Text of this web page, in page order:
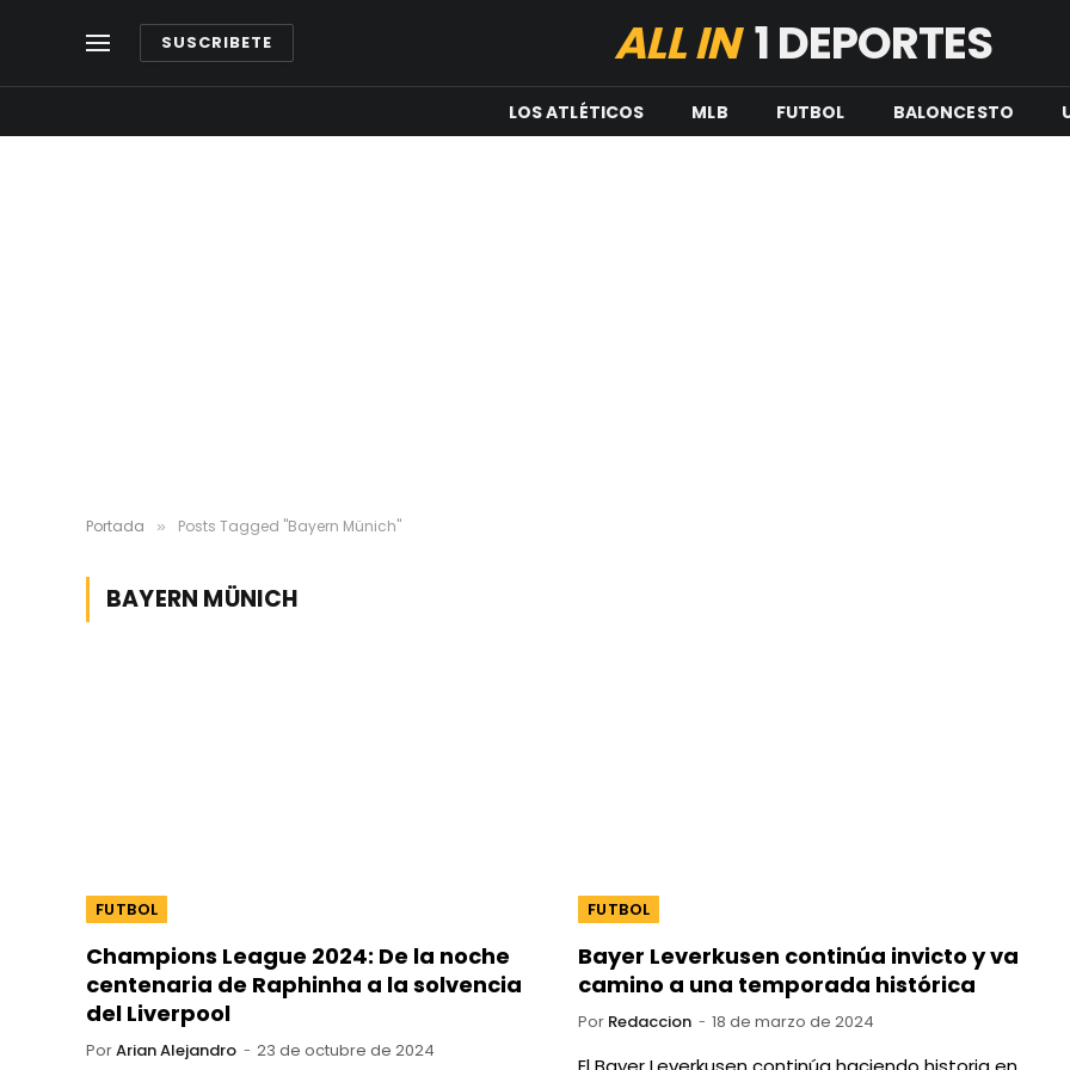
SUSCRIBETE ALL IN1 DEPORTES
LOS ATLÉTICOS MLB FUTBOL BALONCESTO
Portada » Posts Tagged "Bayern Münich"
BAYERN MÜNICH
FUTBOL
Champions League 2024: De la noche
centenaria de Raphinha a la solvencia
del Liverpool
PorArian Alejandro 23 de octubre de 2024
FUTBOL
Bayer Leverkusen continúa invicto y va
camino a una temporada histórica
Por Redaccion 18 de marzo de 2024